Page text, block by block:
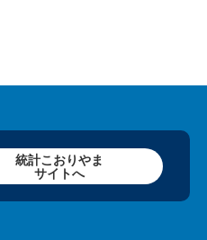
統計こおりやま
サイトへ